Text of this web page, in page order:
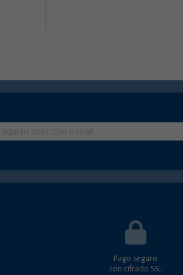
Pago seguro
con cifrado SSL